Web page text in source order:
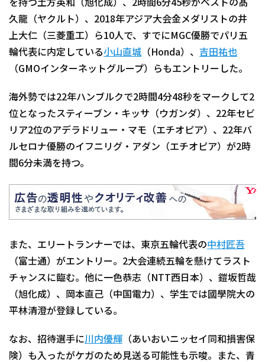
を持つ土方英和（旭化成）、2時間6分45秒がベストの髙
久龍（ヤクルト）、2018年アジア大会金メダリストの井
上大仁（三菱重工）ら10人で、すでにMGC優勝でパリ五
輪代表に内定している小山直城 （Honda）、 吉田祐也
（GMOインターネットグループ）らもエントリーした。
海外勢では22年ハンブルクで2時間4分48秒をマークして2
位となったスティーブン・キッサ（ウガンダ）、22年セビ
リア2位のアデラドリュー・マモ（エチオピア）、22年バ
ルセロナ優勝のイフニリグ・アダン（エチオピア）が2時
間6分未満を持つ。
また、エリートランナーでは、東京五輪代表の中村匠吾
（富士通）がエントリー。2大会連続五輪を懸けてラスト
チャンスに臨む。他に一色恭志（NTT西日本）、鎧坂哲哉
（旭化成）、岡本直己（中国電力）、学生では國學院大の
平林清澄が登録している。
なお、招待選手に川内優輝 （あいおいニッセイ同和損害保
険）も入ったがケガのため見送る可能性も示唆。また、青